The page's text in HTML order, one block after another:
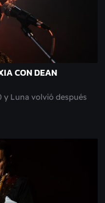
CON DEAN
y Luna volvió después